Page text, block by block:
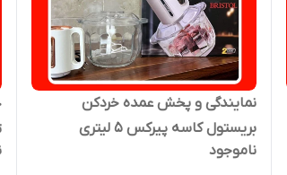
نمایندگی و پخش عمده خردکن
بریستول کاسه پیرکس ۵ لیتری
ناموجود